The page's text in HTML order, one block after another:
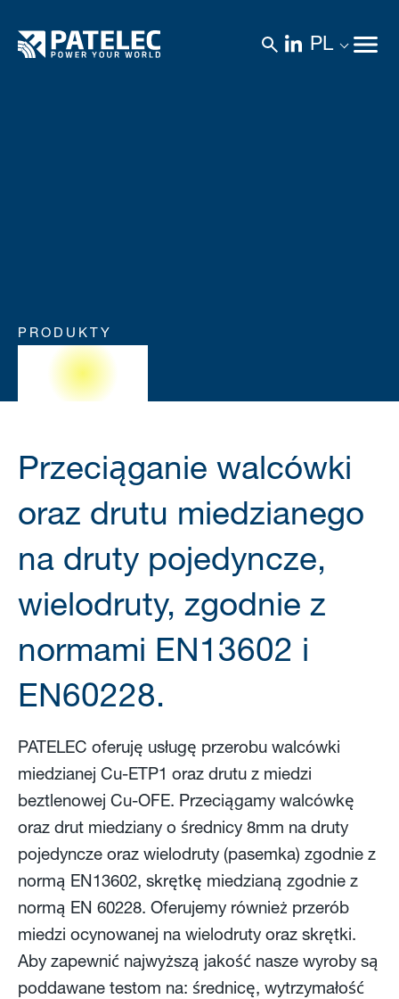
PL
PRODUKTY
Miedź
Przeciąganie walcówki
oraz drutu miedzianego
na druty pojedyncze,
wielodruty, zgodnie z
normami EN13602 i
EN60228.
PATELEC oferuję usługę przerobu walcówki
miedzianej Cu-ETP1 oraz drutu z miedzi
beztlenowej Cu-OFE. Przeciągamy walcówkę
oraz drut miedziany o średnicy 8mm na druty
pojedyncze oraz wielodruty (pasemka) zgodnie z
normą EN13602, skrętkę miedzianą zgodnie z
normą EN 60228. Oferujemy również przerób
miedzi ocynowanej na wielodruty oraz skrętki.
Aby zapewnić najwyższą jakość nasze wyroby są
poddawane testom na: średnicę, wytrzymałość